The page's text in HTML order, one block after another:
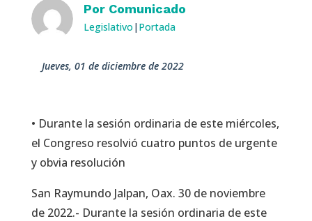
Por Comunicado
Legislativo | Portada
jueves, 01 de diciembre de 2022
• Durante la sesión ordinaria de este miércoles,
el Congreso resolvió cuatro puntos de urgente
y obvia resolución
San Raymundo Jalpan, Oax. 30 de noviembre
de 2022.- Durante la sesión ordinaria de este